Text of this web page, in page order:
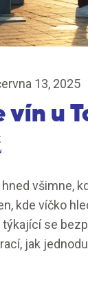
13, 2025
vín u
všimne,
kde víčko
se
jak